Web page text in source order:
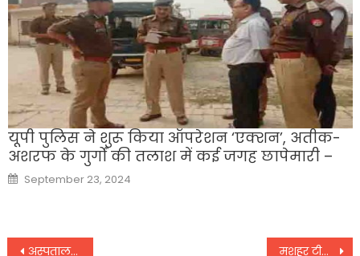
यूपी पुलिस ने शुरू किया ऑपरेशन ‘एक्शन’, अतीक-
अशरफ के गुर्गों की तलाश में कई जगह छापेमारी –
Posted
on
September 23, 2024
अस्पताल में जगह पाने के लिए मच्छरदानी का सहारा ले रहे हैं कोरोना मरीजों के परिजन मशहूर टीवी एंकर रोहित सरदाना नहीं रहे, कोरोना वायरस से थे संक्रमित